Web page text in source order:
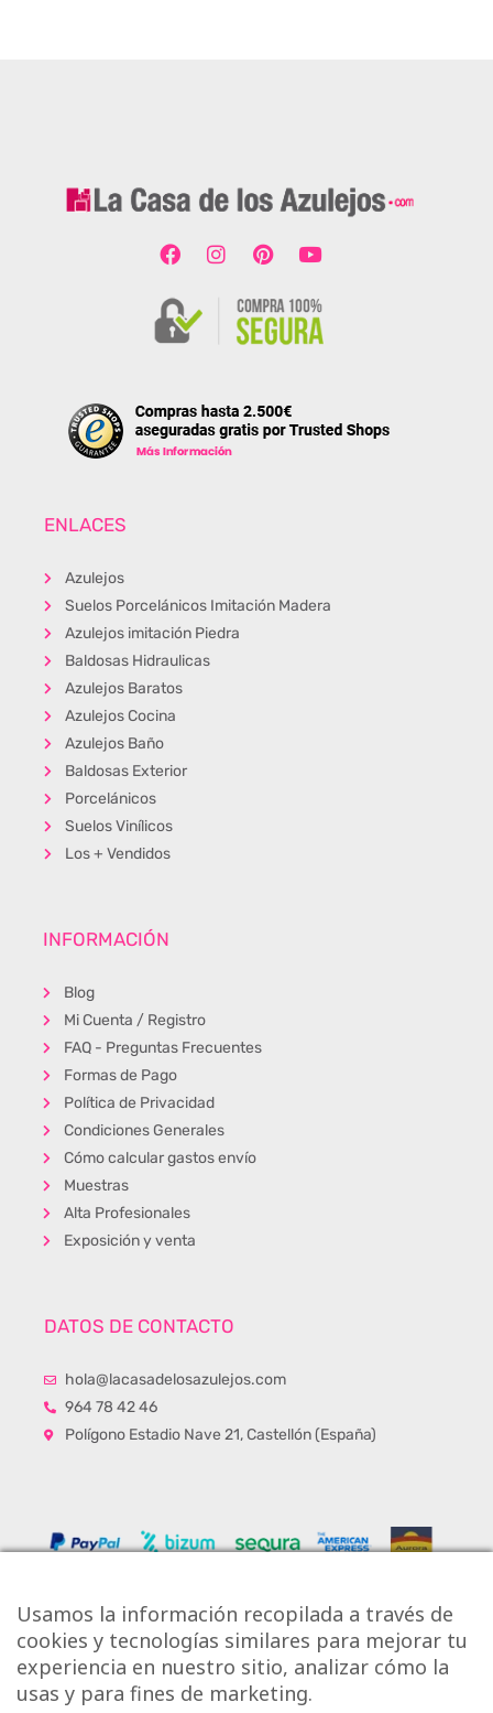
ENLACES
Azulejos
Suelos Porcelánicos Imitación Madera
Azulejos imitación Piedra
Baldosas Hidraulicas
Azulejos Baratos
Azulejos Cocina
Azulejos Baño
Baldosas Exterior
Porcelánicos
Suelos Vinílicos
Los + Vendidos
INFORMACIÓN
Blog
Mi Cuenta / Registro
FAQ - Preguntas Frecuentes
Formas de Pago
Política de Privacidad
Condiciones Generales
Cómo calcular gastos envío
Muestras
Alta Profesionales
Exposición y venta
DATOS DE CONTACTO
hola@lacasadelosazulejos.com
964 78 42 46
Polígono Estadio Nave 21, Castellón (España)
Usamos la información recopilada a través de
cookies y tecnologías similares para mejorar tu
experiencia en nuestro sitio, analizar cómo la
usas y para fines de marketing.